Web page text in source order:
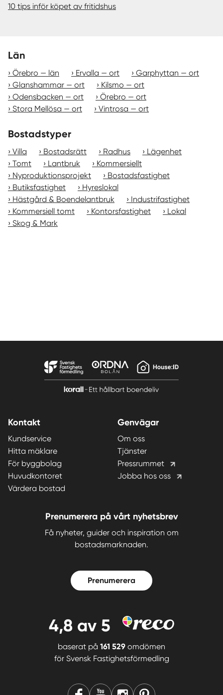
10 tips inför köpet av fritidshus
Län
Örebro — län Ervalla — ort
Garphyttan — ort
Glanshammar — ort
Kilsmo — ort
Odensbacken — ort
Örebro — ort
Stora Mellösa — ort
Vintrosa — ort
Bostadstyper
Villa Bostadsrätt Radhus
Lägenhet
Tomt
Lantbruk
Kommersiellt
Nyproduktionsprojekt
Bostadsfastighet
Butiksfastighet
Hyreslokal
Hästgård & Boendelantbruk
Industrifastighet
Kommersiell tomt
Kontorsfastighet
Lokal
Skog & Mark
Kontakt
Kundservice
Hitta mäklare
För byggbolag
Huvudkontoret
Värdera bostad
Genvägar
Om oss
Tjänster
Pressrummet
Jobba hos oss
Prenumerera på vårt nyhetsbrev
Få nyheter, guider och inspiration om
bostadsmarknaden.
Prenumerera
4,8 av 5
baserat på 161 529 omdömen
för Svensk Fastighetsförmedling